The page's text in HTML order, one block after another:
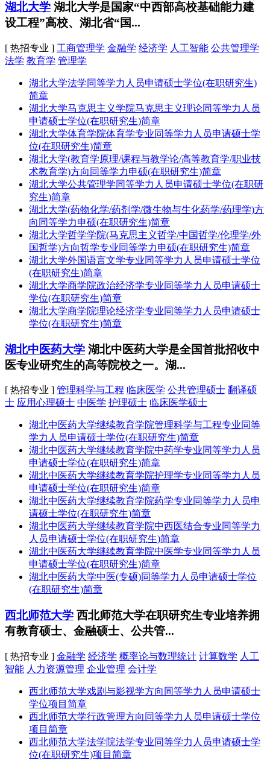
湖北大学 湖北大学是国家“中西部高校基础能力建
设工程”高校、湖北省“国...
[ 热招专业 ] 工商管理学 金融学 经济学 人工智能 公共管理学
法学 教育学 管理学
湖北大学法学同等学力人员申请硕士学位(在职研究生)
简章
湖北大学马克思主义学院马克思主义理论同等学力人员
申请硕士学位(在职研究生)简章
湖北大学体育学院体育学专业同等学力人员申请硕士学
位(在职研究生)简章
湖北大学(教育学原理/课程与教学论/高等教育学/职业技
术教育学)方向同等学力申硕(在职研究生)简章
湖北大学公共管理学同等学力人员申请硕士学位(在职研
究生)简章
湖北大学(药物化学/药剂学/微生物与生化药学/药理学)方
向同等学力申硕(在职研究生)简章
湖北大学哲学学院(马克思主义哲学/中国哲学/伦理学/外
国哲学)方向哲学专业同等学力申硕(在职研究生)简章
湖北大学外国语言文学专业同等学力人员申请硕士学位
(在职研究生)简章
湖北大学商学院政治经济学专业同等学力人员申请硕士
学位(在职研究生)简章
湖北大学商学院理论经济学专业同等学力人员申请硕士
学位(在职研究生)简章
湖北中医药大学 湖北中医药大学是全国首批招收中
医专业研究生的高等院校之一。湖...
[ 热招专业 ] 管理科学与工程 临床医学 公共管理硕士 翻译硕
士 应用心理硕士 中医学 护理硕士 临床医学硕士
湖北中医药大学继续教育学院管理科学与工程专业同等
学力人员申请硕士学位(在职研究生)简章
湖北中医药大学继续教育学院中药学专业同等学力人员
申请硕士学位(在职研究生)简章
湖北中医药大学继续教育学院护理学专业同等学力人员
申请硕士学位(在职研究生)简章
湖北中医药大学继续教育学院药学专业同等学力人员申
请硕士学位(在职研究生)简章
湖北中医药大学继续教育学院中西医结合专业同等学力
人员申请硕士学位(在职研究生)简章
湖北中医药大学继续教育学院中医学专业同等学力人员
申请硕士学位(在职研究生)简章
湖北中医药大学中医(专硕)同等学力人员申请硕士学位
(在职研究生)简章
西北师范大学 西北师范大学在职研究生专业培养拥
有教育硕士、金融硕士、公共管...
[ 热招专业 ] 金融学 经济学 概率论与数理统计 计算数学 人工
智能 人力资源管理 企业管理 会计学
西北师范大学戏剧与影视学方向同等学力人员申请硕士
学位项目简章
西北师范大学行政管理方向同等学力人员申请硕士学位
项目简章
西北师范大学法学院法学专业同等学力人员申请硕士学
位(在职研究生)项目简章